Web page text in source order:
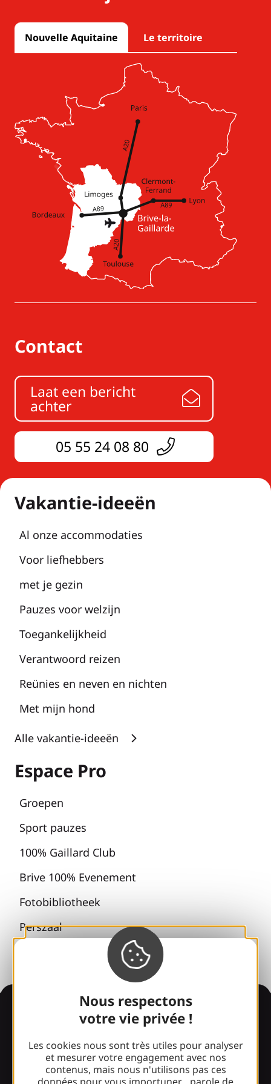
Nous respectons
votre vie privée !
Les cookies nous sont très utiles pour analyser
et mesurer votre engagement avec nos
contenus, mais nous n'utilisons pas ces
Nouvelle Aquitaine Le territoire
Contact
Laat een bericht
achter
05 55 24 08 80
Vakantie-ideeën
Al onze accommodaties
Voor liefhebbers
met je gezin
Pauzes voor welzijn
Toegankelijkheid
Verantwoord reizen
Reünies en neven en nichten
Met mijn hond
Alle vakantie-ideeën
Espace Pro
Groepen
Sport pauzes
100% Gaillard Club
Brive 100% Evenement
Fotobibliotheek
Perszaal
Informatie
Verrast door ons
ontwerp?